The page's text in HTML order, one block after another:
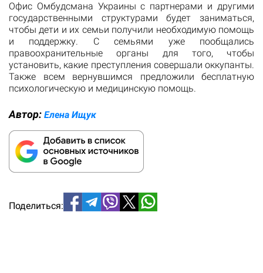
Офис Омбудсмана Украины с партнерами и другими
государственными структурами будет заниматься,
чтобы дети и их семьи получили необходимую помощь
и поддержку. С семьями уже пообщались
правоохранительные органы для того, чтобы
установить, какие преступления совершали оккупанты.
Также всем вернувшимся предложили бесплатную
психологическую и медицинскую помощь.
Автор: Елена Ищук
Поделиться: